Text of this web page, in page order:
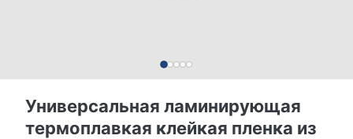
Универсальная ламинирующая
термоплавкая клейкая пленка из